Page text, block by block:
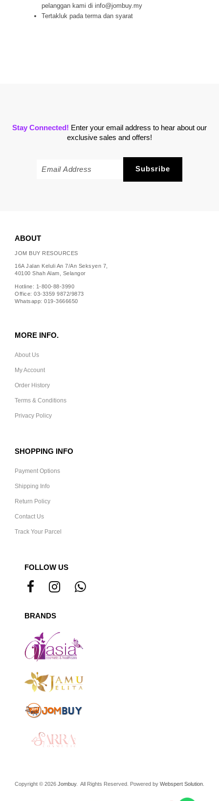
pelanggan kami di info@jombuy.my
Tertakluk pada terma dan syarat
Stay Connected! Enter your email address to hear about our
exclusive sales and offers!
ABOUT
JOM BUY RESOURCES
16A Jalan Keluli An 7/An Seksyen 7,
40100 Shah Alam, Selangor
Hotline: 1-800-88-3990
Office: 03-3359 9872/9873
Whatsapp: 019-3666650
MORE INFO.
About Us
My Account
Order History
Terms & Conditions
Privacy Policy
SHOPPING INFO
Payment Options
Shipping Info
Return Policy
Contact Us
Track Your Parcel
FOLLOW US
BRANDS
Copyright © 2026 Jombuy. All Rights Reserved. Powered by Webspert Solution